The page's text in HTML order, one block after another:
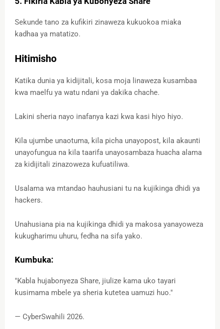
Sekunde tano za kufikiri zinaweza kukuokoa miaka
kadhaa ya matatizo.
Hitimisho
Katika dunia ya kidijitali, kosa moja linaweza kusambaa
kwa maelfu ya watu ndani ya dakika chache.
Lakini sheria nayo inafanya kazi kwa kasi hiyo hiyo.
Kila ujumbe unaotuma, kila picha unayopost, kila akaunti
unayofungua na kila taarifa unayosambaza huacha alama
za kidijitali zinazoweza kufuatiliwa.
Usalama wa mtandao hauhusiani tu na kujikinga dhidi ya
hackers.
Unahusiana pia na kujikinga dhidi ya makosa yanayoweza
kukugharimu uhuru, fedha na sifa yako.
Kumbuka:
"Kabla hujabonyeza Share, jiulize kama uko tayari
kusimama mbele ya sheria kutetea uamuzi huo."
— CyberSwahili 2026.